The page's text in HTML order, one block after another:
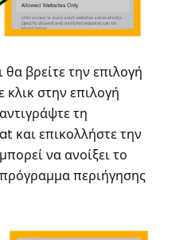
βρείτε την επιλογή
κλικ στην επιλογή
τη
και επικολλήστε την
να ανοίξει το
περιήγησης